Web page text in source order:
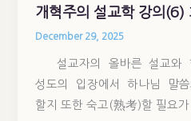
개혁주의 설교학 강의(6)
December 29, 2025
설교자의 올바른 설교와
성도의 입장에서 하나님 말
할지 또한 숙고(熟考)할 필요가